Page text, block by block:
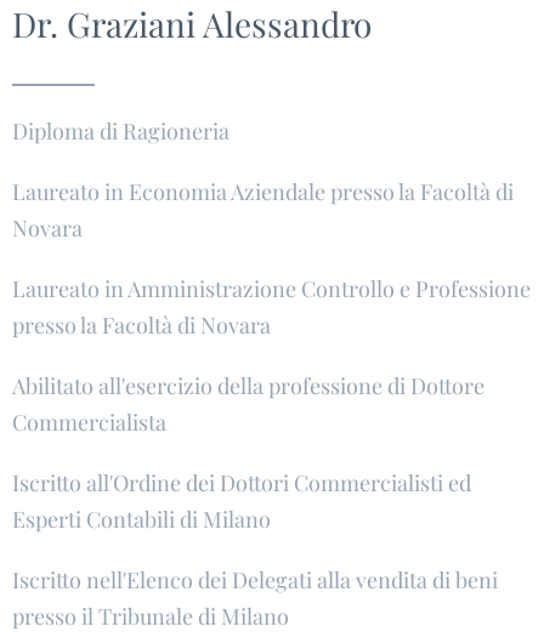
Dr. Graziani Alessandro
Diploma di Ragioneria
Laureato in Economia Aziendale presso la Facoltà di
Novara
Laureato in Amministrazione Controllo e Professione
presso la Facoltà di Novara
Abilitato all'esercizio della professione di Dottore
Commercialista
Iscritto all'Ordine dei Dottori Commercialisti ed
Esperti Contabili di Milano
Iscritto nell'Elenco dei Delegati alla vendita di beni
presso il Tribunale di Milano